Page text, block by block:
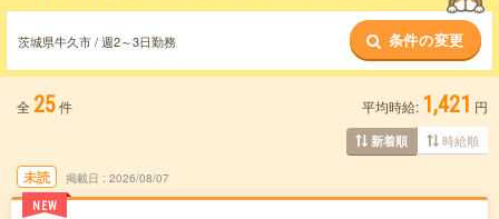
茨城県牛久市 / 週2～3日勤務 条件の変更
全 25件 平均時給: 1,421 円
新着順 時給順
未読
NEW
掲載日 2026/08/07